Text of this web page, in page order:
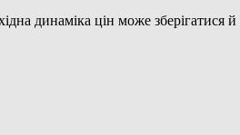
динаміка цін може зберігатися й